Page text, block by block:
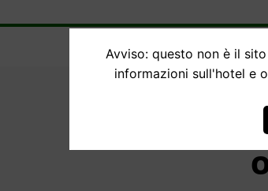
Avviso: questo non è il
informazioni sull'hotel e